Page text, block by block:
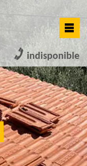
indisponible